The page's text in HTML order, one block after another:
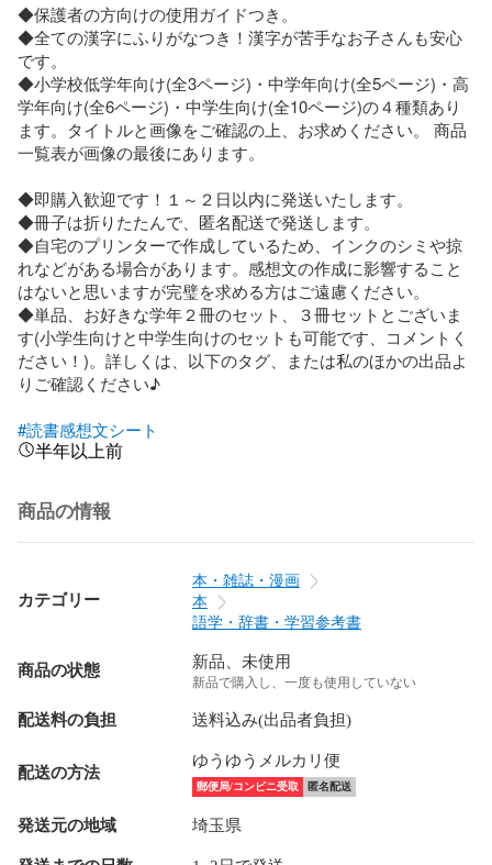
◆保護者の方向けの使用ガイドつき。
◆全ての漢字にふりがなつき！漢字が苦手なお子さんも安心
です。
◆小学校低学年向け(全3ページ)・中学年向け(全5ページ)・高
学年向け(全6ページ)・中学生向け(全10ページ)の４種類あり
ます。タイトルと画像をご確認の上、お求めください。 商品
一覧表が画像の最後にあります。
◆即購入歓迎です！１～２日以内に発送いたします。
◆冊子は折りたたんで、匿名配送で発送します。
◆自宅のプリンターで作成しているため、インクのシミや掠
れなどがある場合があります。感想文の作成に影響すること
はないと思いますが完璧を求める方はご遠慮ください。
◆単品、お好きな学年２冊のセット、３冊セットとございま
す(小学生向けと中学生向けのセットも可能です、コメントく
ださい！)。詳しくは、以下のタグ、または私のほかの出品よ
りご確認ください♪
#読書感想文シート
半年以上前
商品の情報
カテゴリー
本・雑誌・漫画
本
語学・辞書・学習参考書
商品の状態 新品、未使用
新品で購入し、一度も使用していない
配送料の負担 送料込み(出品者負担)
配送の方法
ゆうゆうメルカリ便
郵便局/コンビニ受取 匿名配送
発送元の地域 埼玉県